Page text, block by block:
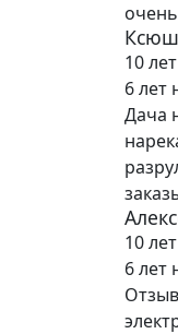
10
6 лет
Дача
10
6 лет